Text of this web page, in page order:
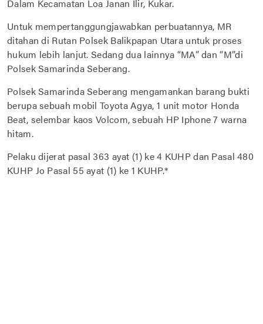
Dalam Kecamatan Loa Janan Ilir, Kukar.
Untuk mempertanggungjawabkan perbuatannya, MR
ditahan di Rutan Polsek Balikpapan Utara untuk proses
hukum lebih lanjut. Sedang dua lainnya “MA” dan “M”di
Polsek Samarinda Seberang.
Polsek Samarinda Seberang mengamankan barang bukti
berupa sebuah mobil Toyota Agya, 1 unit motor Honda
Beat, selembar kaos Volcom, sebuah HP Iphone 7 warna
hitam.
Pelaku dijerat pasal 363 ayat (1) ke 4 KUHP dan Pasal 480
KUHP Jo Pasal 55 ayat (1) ke 1 KUHP.*